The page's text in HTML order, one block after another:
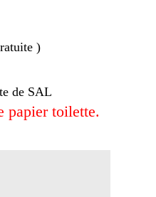
)
de SAL
papier toilette.